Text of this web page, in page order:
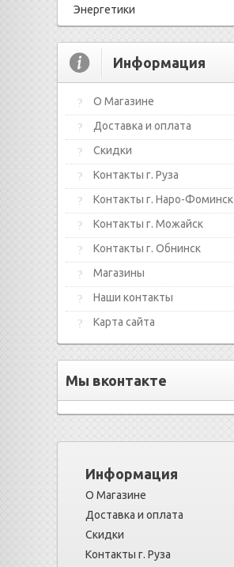
Энергетики
Информация
О Магазине
Доставка и оплата
Скидки
Контакты г. Руза
Контакты г. Наро-Фоминск
Контакты г. Можайск
Контакты г. Обнинск
Магазины
Наши контакты
Карта сайта
Мы вконтакте
Информация
О Магазине
Доставка и оплата
Скидки
Контакты г. Руза